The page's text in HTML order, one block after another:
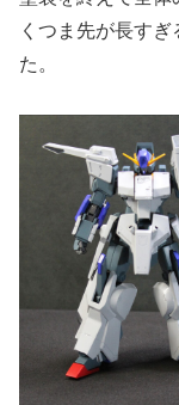
くつま先が長す
た。